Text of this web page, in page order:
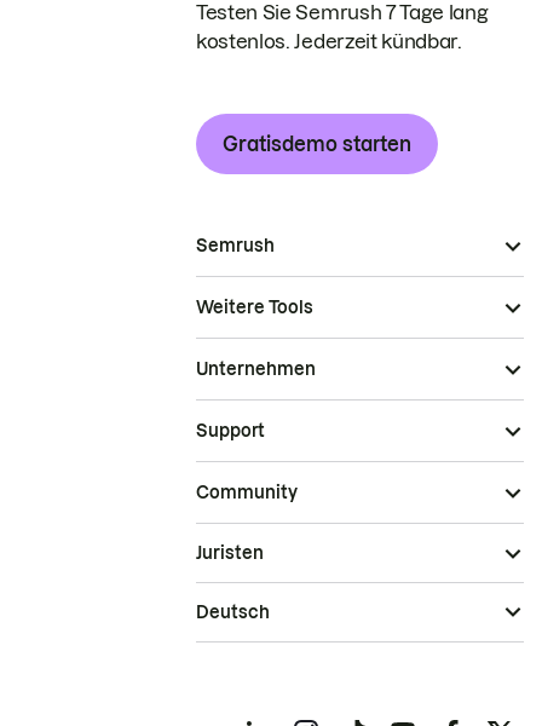
Testen Sie Semrush 7 Tage lang
kostenlos. Jederzeit kündbar.
Gratisdemo starten
Semrush
Weitere Tools
Unternehmen
Support
Community
Juristen
Deutsch